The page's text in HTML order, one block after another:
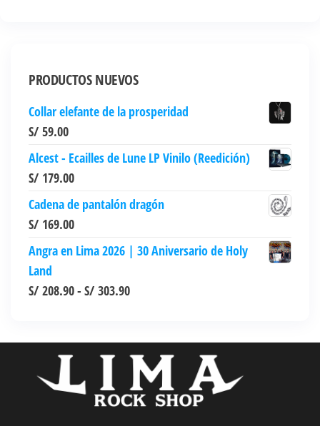
PRODUCTOS NUEVOS
Collar elefante de la prosperidad
S/ 59.00
Alcest - Ecailles de Lune LP Vinilo (Reedición)
S/ 179.00
Cadena de pantalón dragón
S/ 169.00
Angra en Lima 2026 | 30 Aniversario de Holy
Land
S/ 208.90- S/ 303.90Rango
S/ 208.90
hasta
S/ 303.90